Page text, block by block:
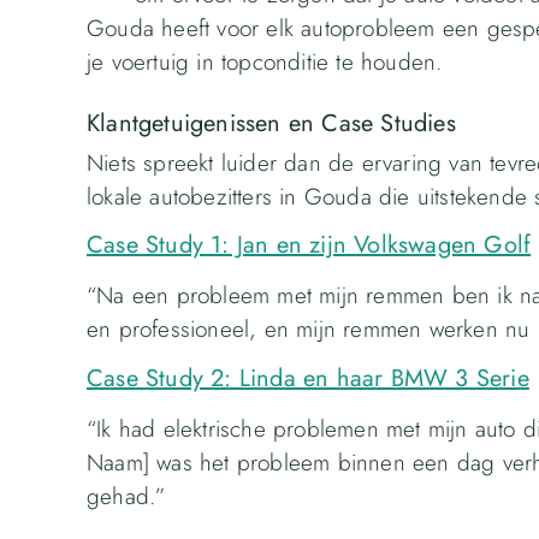
Gouda heeft voor elk autoprobleem een
je voertuig in topconditie te houden.
Klantgetuigenissen en Case Studies
Niets spreekt luider dan de ervaring van
lokale autobezitters in Gouda die
Case Study 1: Jan en zijn Volkswagen Golf
“Na een probleem met mijn remmen ben ik
en professioneel, en mijn remmen werken
Case Study 2: Linda en haar BMW 3 Serie
“Ik had elektrische problemen met mijn auto
Naam] was het probleem binnen een dag
gehad.”